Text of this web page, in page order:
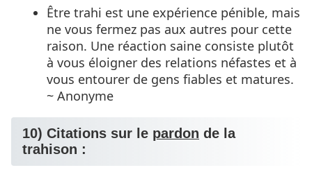
Être trahi est une expérience pénible, mais
ne vous fermez pas aux autres pour cette
raison. Une réaction saine consiste plutôt
à vous éloigner des relations néfastes et à
vous entourer de gens fiables et matures.
~ Anonyme
10) Citations sur le pardon de la
trahison :